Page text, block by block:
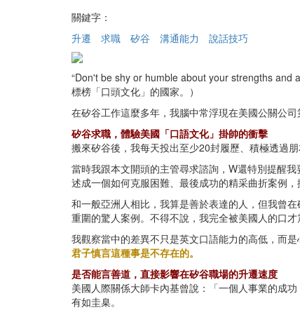
關鍵字：
升遷
求職 矽谷 溝通能力 說話技巧
“Don't be shy or humble about your strengths and
標榜「口頭文化」的國家。）
在矽谷工作這麼多年，我腦中常浮現在美國公關公
矽谷求職，體驗美國「口語文化」掛帥的衝擊
搬來矽谷後，我每天投出至少20封履歷、積極透過
當時我跟本文開頭的主管尋求諮詢，W還特別提醒
述成一個如何克服困難、最後成功的精采曲折案例，
和一般亞洲人相比，我算是善於表達的人，但我曾
重圍的驚人案例。不得不說，我完全被美國人的口才
我觀察當中的差異不只是英文口語能力的高低，而
君子慎言這種事是不存在的。
是否能言善道，直接影響在矽谷職場的升遷速度
美國人際關係大師卡內基曾說：「一個人事業的成
有如圭臬。